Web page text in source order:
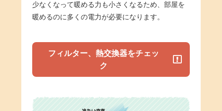
少なくなって暖める力も小さくなるため、部屋を
暖めるのに多くの電力が必要になります。
フィルター、熱交換器をチェッ
ク